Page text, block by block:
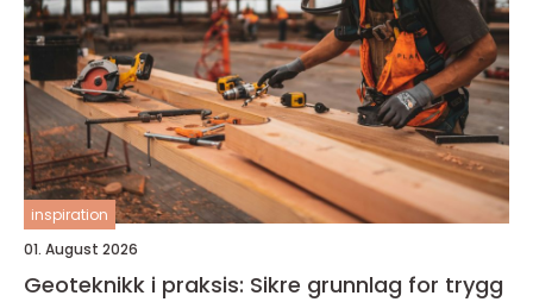
inspiration
01. August 2026
Geoteknikk i praksis: Sikre grunnlag for trygg